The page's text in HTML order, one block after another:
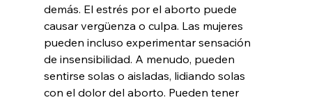
demás. El estrés por el aborto puede
causar vergüenza o culpa. Las mujeres
pueden incluso experimentar sensación
de insensibilidad. A menudo, pueden
sentirse solas o aisladas, lidiando solas
con el dolor del aborto. Pueden tener